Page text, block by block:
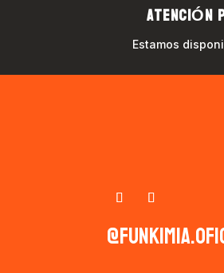
ATENCIÓN
Estamos